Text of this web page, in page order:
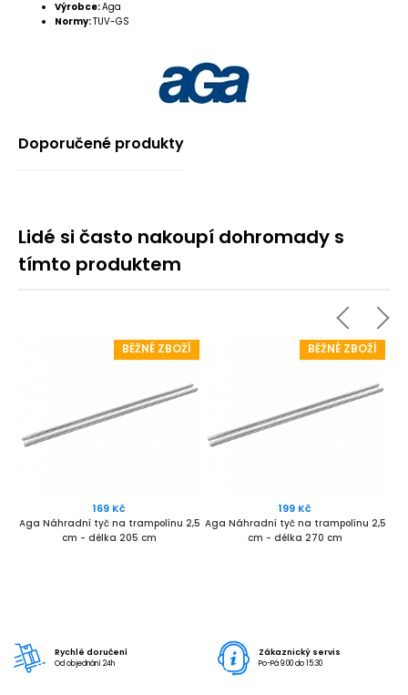
Výrobce:Aga
Normy:TUV-GS
Doporučené produkty
Lidé si často nakoupí dohromady s
tímto produktem
BĚŽNÉ ZBOŽÍ
169 Kč
Aga Náhradní tyč na trampolínu 2,5
cm - délka 205 cm
BĚŽNÉ ZBOŽÍ
199 Kč
Aga Náhradní tyč na trampolínu 2,5
cm - délka 270 cm
Rychlé doručení
Od objednání 24h
Zákaznický servis
Po-Pá 9:00 do 15:30